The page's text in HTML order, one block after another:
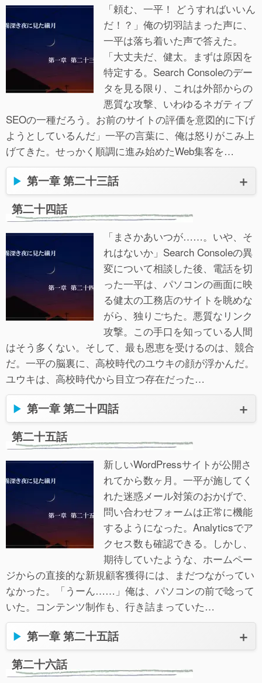
「頼む、一平！ どうすればいいん
だ！？」俺の切羽詰まった声に、
一平は落ち着いた声で答えた。
「大丈夫だ、健太。まずは原因を
特定する。Search Consoleのデー
タを見る限り、これは外部からの
悪質な攻撃、いわゆるネガティブ
SEOの一種だろう。お前のサイトの評価を意図的に下げ
ようとしているんだ」一平の言葉に、俺は怒りがこみ上
げてきた。せっかく順調に進み始めたWeb集客を…
第一章 第二十三話
第二十四話
「まさかあいつが……。いや、そ
れはないか」Search Consoleの異
変について相談した後、電話を切
った一平は、パソコンの画面に映
る健太の工務店のサイトを眺めな
がら、独りごちた。悪質なリンク
攻撃。この手口を知っている人間
はそう多くない。そして、最も恩恵を受けるのは、競合
だ。一平の脳裏に、高校時代のユウキの顔が浮かんだ。
ユウキは、高校時代から目立つ存在だった…
第一章 第二十四話
第二十五話
新しいWordPressサイトが公開さ
れてから数ヶ月。一平が施してく
れた迷惑メール対策のおかげで、
問い合わせフォームは正常に機能
するようになった。Analyticsでア
クセス数も確認できる。しかし、
期待していたような、ホームペー
ジからの直接的な新規顧客獲得には、まだつながってい
なかった。「うーん……」俺は、パソコンの前で唸って
いた。コンテンツ制作も、行き詰まっていた…
第一章 第二十五話
第二十六話